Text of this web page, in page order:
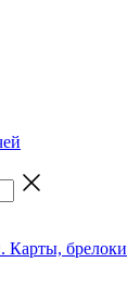
Карты, брелоки